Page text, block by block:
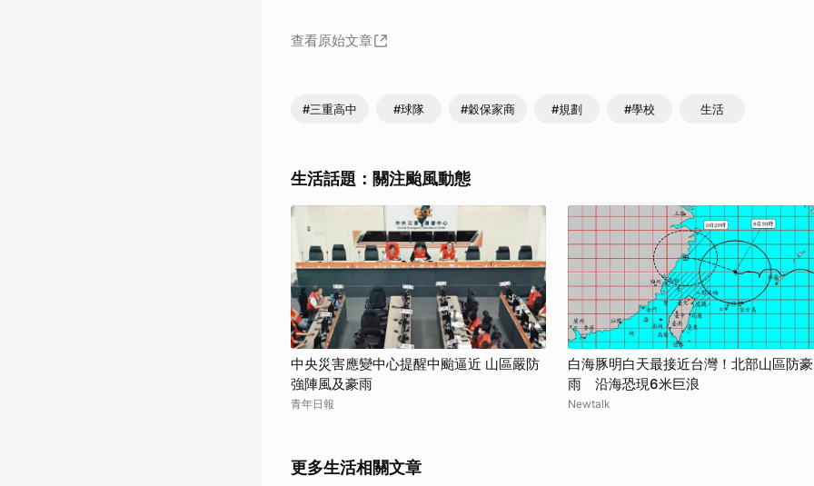
查看原始文章
#三重高中 #球隊 #穀保家商 #規劃 #學校 生活
生活話題：關注颱風動態
中央災害應變中心提醒中颱逼近 山區嚴防
強陣風及豪雨
青年日報
白海豚明白天最接近台灣！北部山區防豪
雨 沿海恐現6米巨浪
Newtalk
更多生活相關文章